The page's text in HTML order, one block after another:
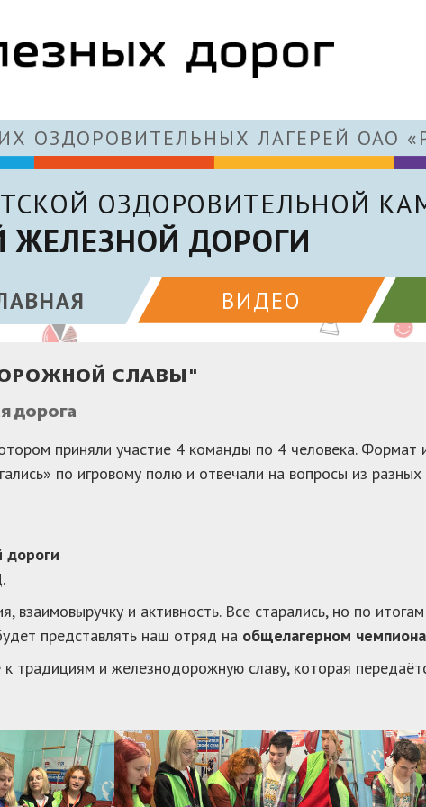
ОЗДОРОВИТЕЛЬНЫХ ЛАГЕРЕЙ ОАО
ОЗДОРОВИТЕЛЬНОЙ
ДОРОГИ
ВИДЕО
СЛАВЫ"
дорога
приняли участие 4 команды по 4 человека. Формат
по игровому полю и отвечали на вопросы из разных
дороги
взаимовыручку и активность. Все старались, но по
представлять наш отряд на общелагерном
к традициям и железнодорожную славу, которая